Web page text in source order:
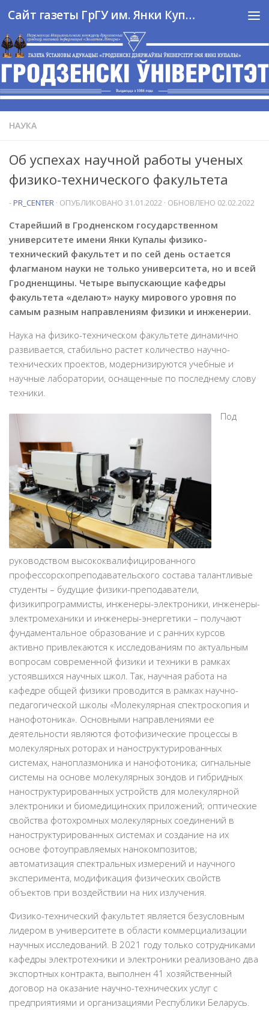
Перейти к содержимому Сайт газеты ГрГУ им. Янки Купалы
НАУКА
Об успехах научной работы ученых
физико-технического факультета
-PR_CENTER · ОПУБЛИКОВАНО 31.01.2022 · ОБНОВЛЕНО 02.02.2022
Старейший в Гродненском государственном
университете имени Янки Купалы физико-
технический факультет и по сей день остается
флагманом науки не только университета, но и всей
Гродненщины. Четыре выпускающие кафедры
факультета «делают» науку мирового уровня по
самым разным направлениям физики и инженерии.
Наука на физико-техническом факультете динамично
развивается, стабильно растет количество научно-
технических проектов, модернизируются учебные и
научные лаборатории, оснащенные по последнему слову
техники.
Под
руководством высококвалифицированного
профессорскопреподавательского состава талантливые
студенты – будущие физики-преподаватели,
физикипрограммисты, инженеры-электроники, инженеры-
электромеханики и инженеры-энергетики – получают
фундаментальное образование и с ранних курсов
активно привлекаются к исследованиям по актуальным
вопросам современной физики и техники в рамках
устоявшихся научных школ. Так, научная работа на
кафедре общей физики проводится в рамках научно-
педагогической школы «Молекулярная спектроскопия и
нанофотоника». Основными направлениями ее
деятельности являются фотофизические процессы в
молекулярных роторах и наноструктурированных
системах, наноплазмоника и нанофотоника; сигнальные
системы на основе молекулярных зондов и гибридных
наноструктурированных устройств для молекулярной
электроники и биомедицинских приложений; оптические
свойства фотохромных молекулярных соединений в
наноструктурированных системах и создание на их
основе фотоуправляемых нанокомпозитов;
автоматизация спектральных измерений и научного
эксперимента, модификация физических свойств
объектов при воздействии на них излучения.
Физико-технический факультет является безусловным
лидером в университете в области коммерциализации
научных исследований. В 2021 году только сотрудниками
кафедры электротехники и электроники реализовано два
экспортных контракта, выполнен 41 хозяйственный
договор на оказание научно-технических услуг с
предприятиями и организациями Республики Беларусь.